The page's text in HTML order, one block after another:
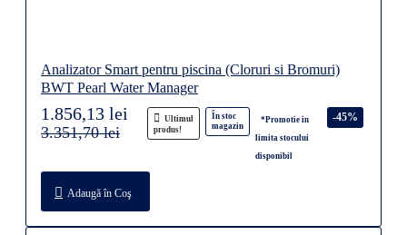
Analizator Smart pentru piscina (Cloruri si Bromuri)
BWT Pearl Water Manager
Ultimul
produs!
În stoc
magazin
*Promotie in
limita stocului
disponibil
-45%
1.856,13 lei
3.351,70 lei
Adaugă în Coş